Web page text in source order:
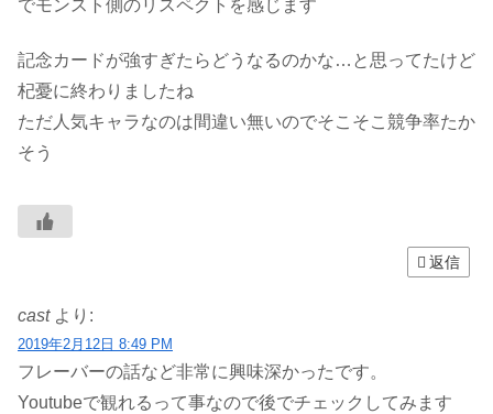
でモンスト側のリスペクトを感じます
記念カードが強すぎたらどうなるのかな…と思ってたけど
杞憂に終わりましたね
ただ人気キャラなのは間違い無いのでそこそこ競争率たか
そう
返信
cast より:
2019年2月12日 8:49 PM
フレーバーの話など非常に興味深かったです。
Youtubeで観れるって事なので後でチェックしてみます